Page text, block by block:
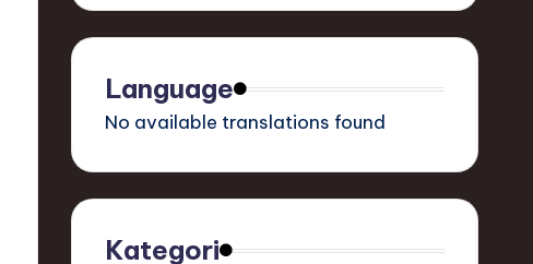
Language
No available translations found
Kategori